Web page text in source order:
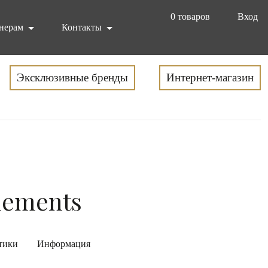
0 товаров
Вход
Контакты
Эксклюзивные бренды Интернет-магазин
Информация